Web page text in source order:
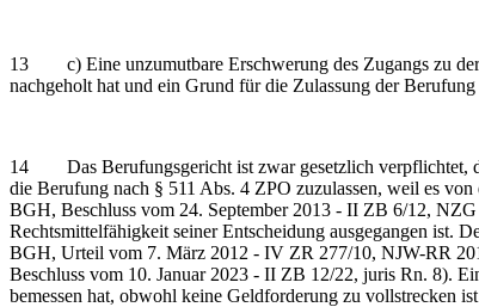
13 c) Eine unzumutbare Erschwerung des Zugangs zu der
nachgeholt hat und ein Grund für die Zulassung der
14 Das Berufungsgericht ist zwar gesetzlich verpflichtet, die
die Berufung nach § 511 Abs. 4 ZPO zuzulassen, weil es
BGH, Beschluss vom 24. September 2013 - II ZB 6/12,
Rechtsmittelfähigkeit seiner Entscheidung ausgegangen ist.
BGH, Urteil vom 7. März 2012 - IV ZR 277/10, NJW-RR
Beschluss vom 10. Januar 2023 - II ZB 12/22, juris Rn. 8).
bemessen hat, obwohl keine Geldforderung zu vollstrecken